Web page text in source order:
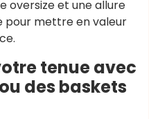
oversize et une allure
pour mettre en valeur
tenue avec
des baskets